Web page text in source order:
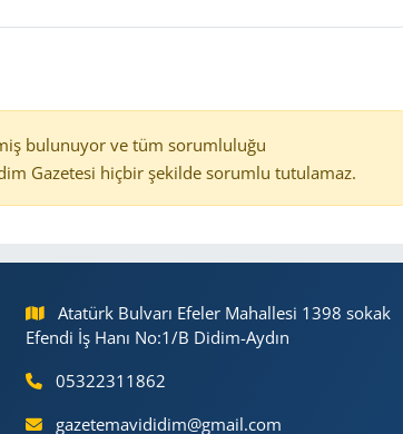
bulunuyor ve tüm sorumluluğu
Gazetesi hiçbir şekilde sorumlu tutulamaz.
Atatürk Bulvarı Efeler Mahallesi 1398 sokak
Efendi İş Hanı No:1/B Didim-Aydın
05322311862
gazetemavididim@gmail.com